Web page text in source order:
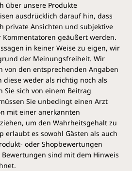
über unsere Produkte
ausdrücklich darauf hin, dass
private Ansichten und subjektive
geäußert werden.
in keiner Weise zu eigen, wir
der Meinungsfreiheit. Wir
von den entsprechenden Angaben
diese weder als richtig noch als
Sie sich von einem Beitrag
Sie unbedingt einen Arzt
mit einer anerkannten
um den Wahrheitsgehalt zu
erlaubt es sowohl Gästen als auch
oder Shopbewertungen
sind mit dem Hinweis